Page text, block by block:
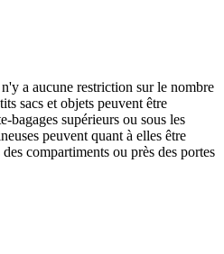
a aucune restriction sur le nombre
sacs et objets peuvent être
bagages supérieurs ou sous les
peuvent quant à elles être
compartiments ou près des portes